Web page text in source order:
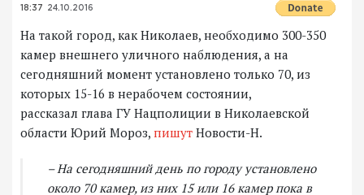
18:37 24.10.2016
На такой город, как Николаев, необходимо 300-350
камер внешнего уличного наблюдения, а на
сегодняшний момент установлено только 70, из
которых 15-16 в нерабочем состоянии,
рассказал глава ГУ Нацполиции в Николаевской
области Юрий Мороз, пишут Новости-Н.
– На сегодняшний день по городу установлено
около 70 камер, из них 15 или 16 камер пока в